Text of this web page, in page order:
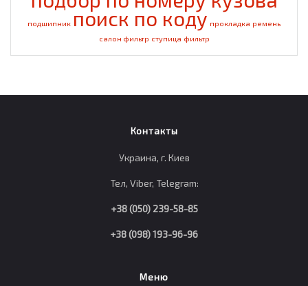
подшипник поиск по коду прокладка ремень
салон фильтр ступица фильтр
Контакты
Украина, г. Киев
Тел, Viber, Telegram:
+38 (050) 239-58-85
+38 (098) 193-96-96
Меню